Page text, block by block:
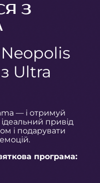
З
Ultra
— і отримуй
привід
і подарувати
програма: